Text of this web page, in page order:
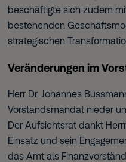
beschäftigte sich zudem
bestehenden
strategischen
Veränderungen im
Herr Dr. Johannes
Vorstandsmandat nieder
Der Aufsichtsrat dankt
Einsatz und sein
das Amt als